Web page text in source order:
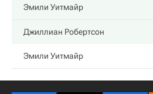
Эмили Уитмайр
Джиллиан Робертсон
Эмили Уитмайр